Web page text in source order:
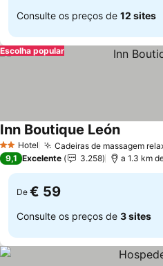
Consulte os preços de 12 sites
Escolha popular
2 Estrelas
Hotel Cadeiras de massagem
Inn Boutique LeónVer
9,1 Excelente 3.258 a 1.3 km
De € 59
Consulte os preços de 3 sites